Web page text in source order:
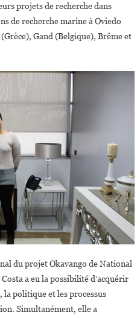
projets de recherche dans
de recherche marine à Oviedo
Gand (Belgique), Brême et
du projet Okavango de National
a eu la possibilité d’acquérir
la politique et les processus
Simultanément, elle a